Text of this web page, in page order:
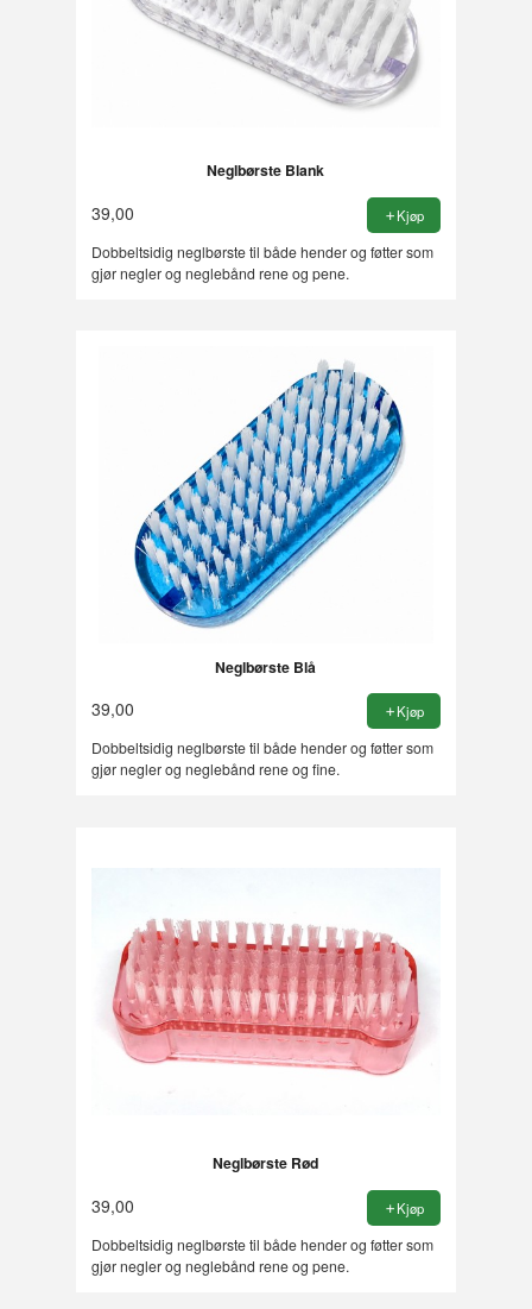
Neglbørste Blank
39,00 Kjøp
Dobbeltsidig neglbørste til både hender og føtter som
gjør negler og neglebånd rene og pene.
Neglbørste Blå
39,00 Kjøp
Dobbeltsidig neglbørste til både hender og føtter som
gjør negler og neglebånd rene og fine.
Neglbørste Rød
39,00 Kjøp
Dobbeltsidig neglbørste til både hender og føtter som
gjør negler og neglebånd rene og pene.